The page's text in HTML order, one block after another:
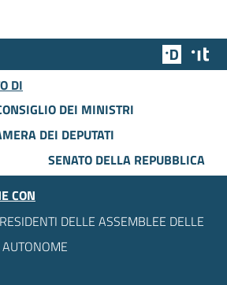
Team
DI
DEI MINISTRI
DEI DEPUTATI
SENATO DELLA REPUBBLICA
CON
DELLE ASSEMBLEE DELLE